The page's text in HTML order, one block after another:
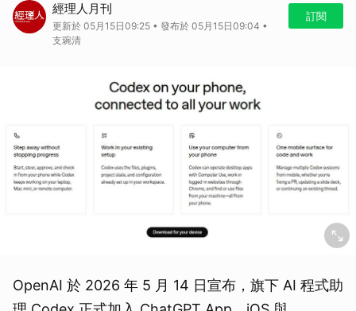
經理人月刊
更新於 05月15日09:25 • 發布於 05月15日09:04 •
支琬清
訂閱
OpenAI 於 2026 年 5 月 14 日宣布，旗下 AI 程式助